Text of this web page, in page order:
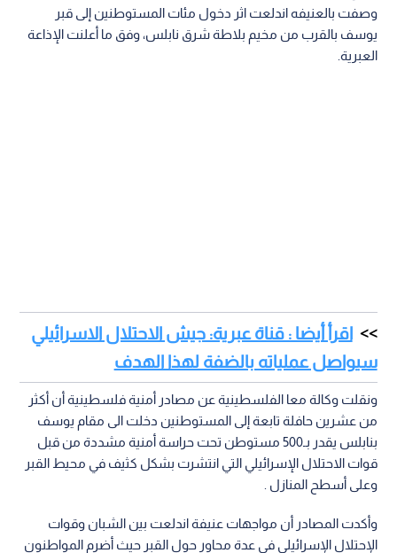
وصفت بالعنيفه اندلعت اثر دخول مئات المستوطنين إلى قبر
يوسف بالقرب من مخيم بلاطة شرق نابلس، وفق ما أعلنت الإذاعة
العبرية.
اقرأ أيضا : قناة عبرية: جيش الاحتلال الاسرائيلي
سيواصل عملياته بالضفة لهذا الهدف
ونقلت وكالة معا الفلسطينية عن مصادر أمنية فلسطينية أن أكثر
من عشرين حافلة تابعة إلى المستوطنين دخلت الى مقام يوسف
بنابلس يقدر بـ500 مستوطن تحت حراسة أمنية مشددة من قبل
قوات الاحتلال الإسرائيلي التي انتشرت بشكل كثيف في محيط القبر
وعلى أسطح المنازل .
وأكدت المصادر أن مواجهات عنيفة اندلعت بين الشبان وقوات
الإحتلال الإسرائيلي في عدة محاور حول القبر حيث أضرم المواطنون